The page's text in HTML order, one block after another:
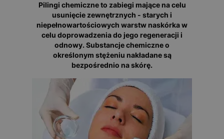
Pilingi chemiczne to zabiegi mające na celu
usunięcie zewnętrznych - starych i
niepełnowartościowych warstw naskórka w
celu doprowadzenia do jego regeneracji i
odnowy. Substancje chemiczne o
określonym stężeniu nakładane są
bezpośrednio na skórę.